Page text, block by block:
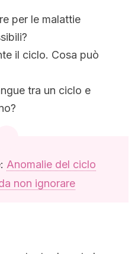
per le malattie
il ciclo. Cosa può
tra un ciclo e
Anomalie del ciclo
non ignorare